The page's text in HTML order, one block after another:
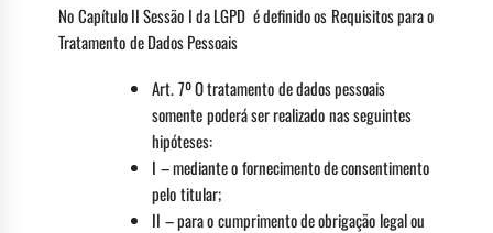
No Capítulo II Sessão I da LGPD é definido os Requisitos para o
Tratamento de Dados Pessoais
Art. 7º O tratamento de dados pessoais
somente poderá ser realizado nas seguintes
hipóteses:
I – mediante o fornecimento de consentimento
pelo titular;
II – para o cumprimento de obrigação legal ou